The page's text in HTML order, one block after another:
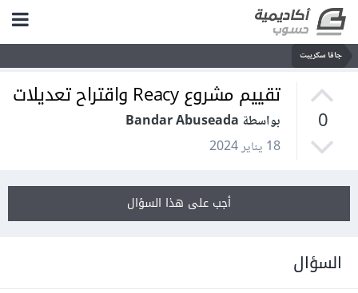
جافا سكريبت
0
تقييم مشروع Reacy واقتراح تعديلات
بواسطة Bandar Abuseada
18 يناير 2024
أجب على هذا السؤال
السؤال